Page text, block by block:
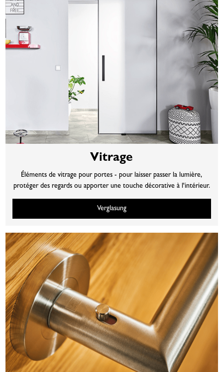
Vitrage
Éléments de vitrage pour portes - pour laisser passer la lumière,
protéger des regards ou apporter une touche décorative à l'intérieur.
Verglasung